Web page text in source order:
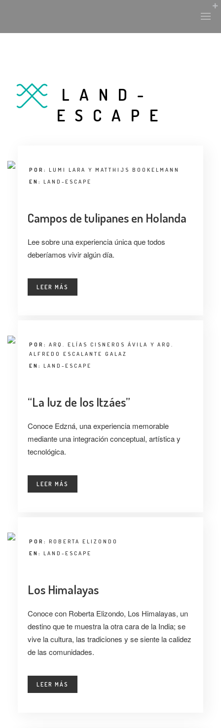
HISTORIA Y CULTURA
INTERVENCIONES
ENTREVISTA
TENDENCIAS
COLABORADORES
CONSEJO HONORÍFICO
LAND-
ESCAPE
POR: LUMI LARA Y MATTHIJS BOOKELMANN
EN: LAND-ESCAPE
Campos de tulipanes en Holanda
Lee sobre una experiencia única que todos
deberíamos vivir algún día.
LEER MÁS
POR: ARQ. ELÍAS CISNEROS ÁVILA Y ARQ.
ALFREDO ESCALANTE GALAZ
EN: LAND-ESCAPE
“La luz de los Itzáes”
Conoce Edzná, una experiencia memorable
mediante una integración conceptual, artística y
tecnológica.
LEER MÁS
POR: ROBERTA ELIZONDO
EN: LAND-ESCAPE
Los Himalayas
Conoce con Roberta Elizondo, Los Himalayas, un
destino que te muestra la otra cara de la India; se
vive la cultura, las tradiciones y se siente la calidez
de las comunidades.
LEER MÁS